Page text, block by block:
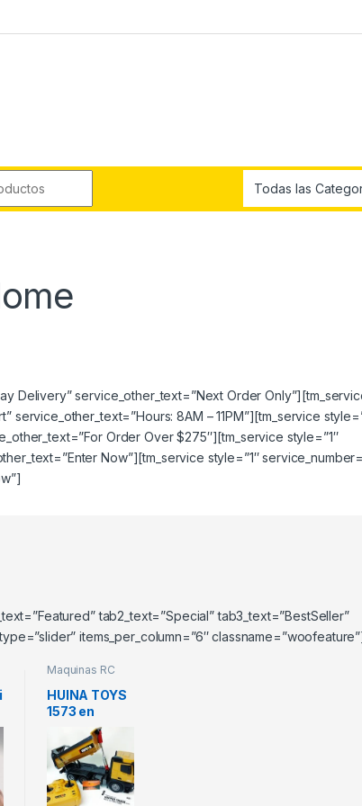
Delivery” service_other_text=”Next Order
8AM – 11PM”][tm_service
Order Over $275″][tm_service style=”1″
Now”][tm_service style=”1″
tab2_text=”Special” tab3_text=”BestSeller”
items_per_column=”6″
Maquinas RC
HUINA TOYS
1573 en
Colombia
Camión
doble troque
a control
remoto